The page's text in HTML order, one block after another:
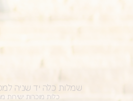
שמלות כלה יד שניה למכירה אונליין
כלות מוכרות ישירות מהבית